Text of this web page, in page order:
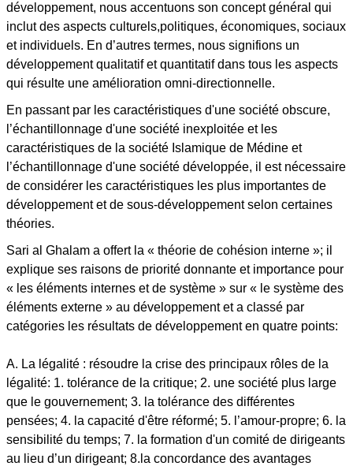
développement, nous accentuons son concept général qui
inclut des aspects culturels,politiques, économiques, sociaux
et individuels. En d’autres termes, nous signifions un
développement qualitatif et quantitatif dans tous les aspects
qui résulte une amélioration omni-directionnelle.
En passant par les caractéristiques d'une société obscure,
l’échantillonnage d'une société inexploitée et les
caractéristiques de la société Islamique de Médine et
l’échantillonnage d'une société développée, il est nécessaire
de considérer les caractéristiques les plus importantes de
développement et de sous-développement selon certaines
théories.
Sari al Ghalam a offert la « théorie de cohésion interne »; il
explique ses raisons de priorité donnante et importance pour
« les éléments internes et de système » sur « le système des
éléments externe » au développement et a classé par
catégories les résultats de développement en quatre points:
A. La légalité : résoudre la crise des principaux rôles de la
légalité: 1. tolérance de la critique; 2. une société plus large
que le gouvernement; 3. la tolérance des différentes
pensées; 4. la capacité d'être réformé; 5. l’amour-propre; 6. la
sensibilité du temps; 7. la formation d'un comité de dirigeants
au lieu d’un dirigeant; 8.la concordance des avantages